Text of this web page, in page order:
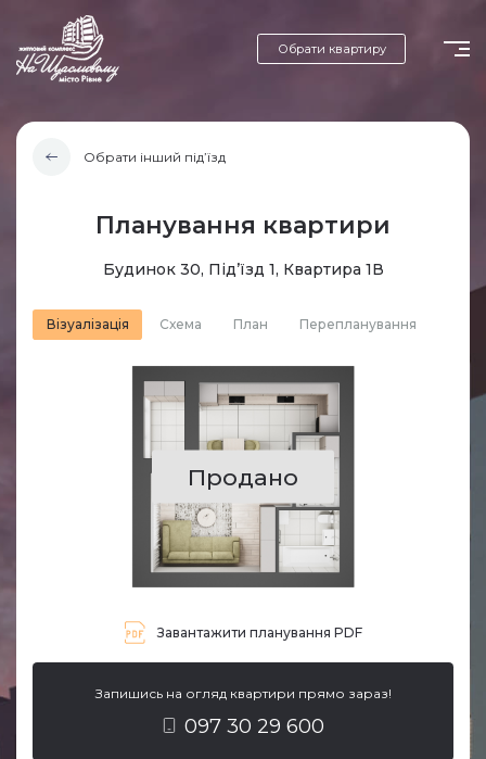
Обрати квартиру
Обрати інший під’їзд
Планування квартири
Будинок 30, Під’їзд 1, Квартира 1В
Візуалізація Схема План Перепланування
Продано
Завантажити планування PDF
Запишись на огляд квартири прямо зараз!
097 30 29 600